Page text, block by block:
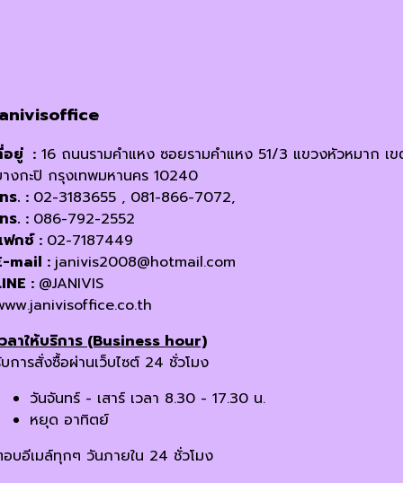
อยู่ : 16 ถนนรามคำแหง ซอยรามคำแหง 51/3 แขวงหัวหมาก เ
งกะปิ กรุงเทพมหานคร 10240
ร. : 02-3183655 , 081-866-7072,
ร. : 086-792-2552
กซ์ : 02-7187449
mail : janivis2008@hotmail.com
: @JANIVIS
ลาให้บริการ (Business hour)
การสั่งซื้อผ่านเว็บไซต์ 24 ชั่วโมง
วันจันทร์ - เสาร์ เวลา 8.30 - 17.30 น.
หยุด อาทิตย์
บอีเมล์ทุกๆ วันภายใน 24 ชั่วโมง